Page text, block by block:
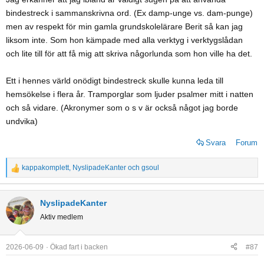
bindestreck i sammanskrivna ord. (Ex damp-unge vs. dam-punge)
men av respekt för min gamla grundskolelärare Berit så kan jag
liksom inte. Som hon kämpade med alla verktyg i verktygslådan
och lite till för att få mig att skriva någorlunda som hon ville ha det.
Ett i hennes värld onödigt bindestreck skulle kunna leda till
hemsökelse i flera år. Tramporglar som ljuder psalmer mitt i natten
och så vidare. (Akronymer som o s v är också något jag borde
undvika)
Svara Forum
R
e
c
t
o
n
kappakomplett, NyslipadeKanter och gsoul
NyslipadeKanter
Aktiv medlem
2026-06-09 Ökad fart i backen #87